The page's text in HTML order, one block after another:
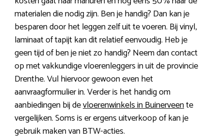
materialen die nodig zijn. Ben je handig? Dan kan je
besparen door het leggen zelf uit te voeren. Bij vinyl,
laminaat of tapijt kan dit relatief eenvoudig. Heb je
geen tijd of ben je niet zo handig? Neem dan contact
op met vakkundige vloerenleggers in uit de provincie
Drenthe. Vul hiervoor gewoon even het
aanvraagformulier in. Verder is het handig om
aanbiedingen bij devloerenwinkels in Buinerveente
vergelijken. Soms is er ergens uitverkoop of kan je
gebruik maken van BTW-acties.